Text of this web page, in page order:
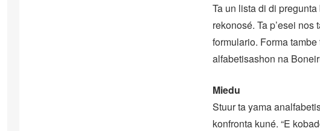
Ta un lista di di
rekonosé. Ta p’esei
formulario. Forma
alfabetisashon na
Miedu
Stuur ta yama
konfronta kuné. “E